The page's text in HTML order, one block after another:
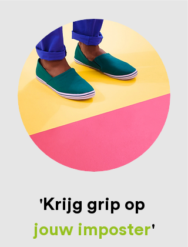
' Krijg grip op
jouw imposter'